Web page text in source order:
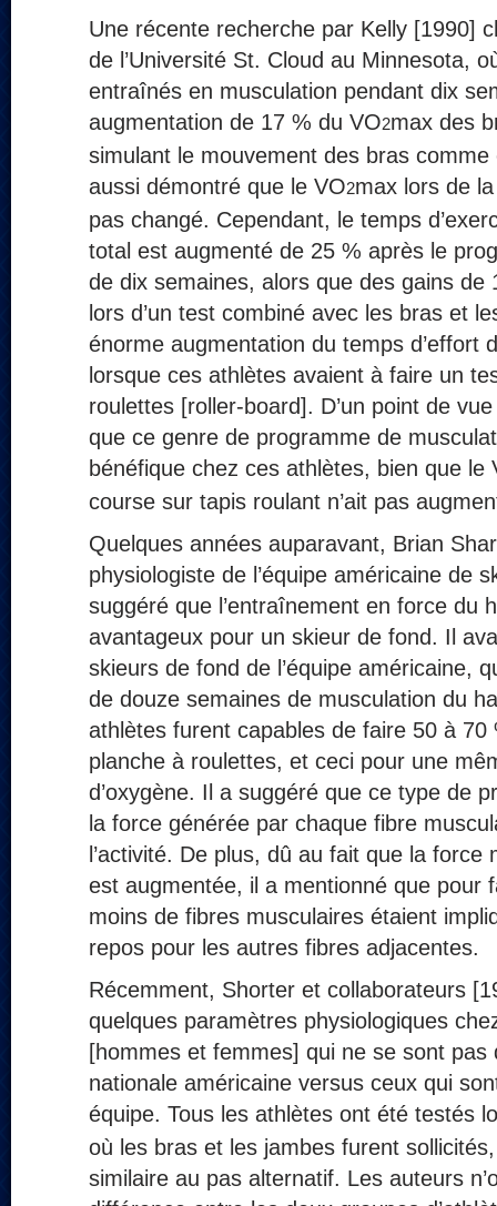
Une récente recherche par Kelly [1990]
de l’Université St. Cloud au Minnesota,
entraînés en musculation pendant dix
augmentation de 17 % du VO2max des
simulant le mouvement des bras
aussi démontré que le VO2max lors de
pas changé. Cependant, le temps
total est augmenté de 25 % après le
de dix semaines, alors que des gains de
lors d’un test combiné avec les bras et
énorme augmentation du temps d’effort
lorsque ces athlètes avaient à faire un
roulettes [roller-board]. D’un point de
que ce genre de programme de
bénéfique chez ces athlètes, bien que le
course sur tapis roulant n’ait pas
Quelques années auparavant, Brian
physiologiste de l’équipe américaine de
suggéré que l’entraînement en force du
avantageux pour un skieur de fond. Il
skieurs de fond de l’équipe américaine,
de douze semaines de musculation du
athlètes furent capables de faire 50 à 70
planche à roulettes, et ceci pour une
d’oxygène. Il a suggéré que ce type de
la force générée par chaque fibre
l’activité. De plus, dû au fait que la
est augmentée, il a mentionné que pour
moins de fibres musculaires étaient
repos pour les autres fibres adjacentes.
Récemment, Shorter et collaborateurs
quelques paramètres physiologiques
[hommes et femmes] qui ne se sont pas
nationale américaine versus ceux qui
équipe. Tous les athlètes ont été testés
où les bras et les jambes furent
similaire au pas alternatif. Les auteurs